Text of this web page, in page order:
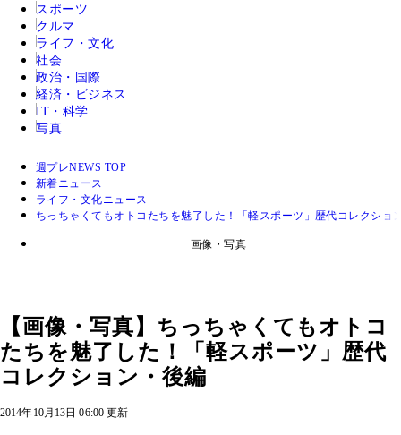
スポーツ
クルマ
ライフ・文化
社会
政治・国際
経済・ビジネス
IT・科学
写真
週プレNEWS TOP
新着ニュース
ライフ・文化ニュース
ちっちゃくてもオトコたちを魅了した！「軽スポーツ」歴代コレクショ
画像・写真
【画像・写真】ちっちゃくてもオトコ
たちを魅了した！「軽スポーツ」歴代
コレクション・後編
2014年10月13日 06:00 更新